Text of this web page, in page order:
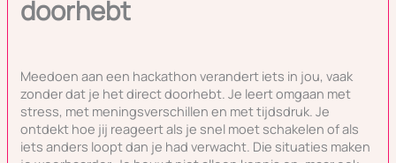
doorhebt
Meedoen aan een hackathon verandert iets in jou, vaak
zonder dat je het direct doorhebt. Je leert omgaan met
stress, met meningsverschillen en met tijdsdruk. Je
ontdekt hoe jij reageert als je snel moet schakelen of als
iets anders loopt dan je had verwacht. Die situaties maken